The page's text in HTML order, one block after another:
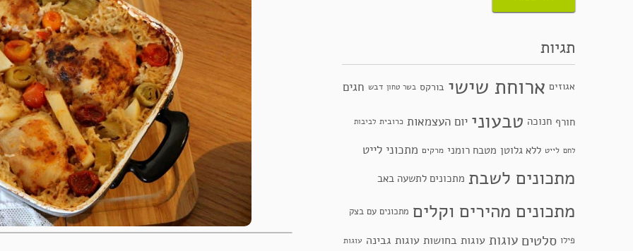
תגיות
אגוזים ארוחת שישי בורקס בשר טחון דבש חגים
חורף חנוכה טבעוני יום העצמאות כרובית לביבות
לחם לייט ללא גלוטן מטבח רומני מרקים מתכוני לייט
מתכונים לשבת מתכונים לתשעה באב
מתכונים מהירים וקלים מתכונים עם בצק
פילו סלטים עוגות עוגות בחושות עוגות גבינה עוגות